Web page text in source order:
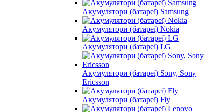
Акумулятори (батареї) Samsung
Акумулятори (батареї) Nokia
Акумулятори (батареї) LG
Акумулятори (батареї) Sony, Sony
Ericsson
Акумулятори (батареї) Fly